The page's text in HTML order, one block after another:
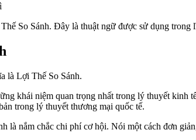
So Sánh. Đây là thuật ngữ được sử dụng trong
là Lợi Thế So Sánh.
khái niệm quan trọng nhất trong lý thuyết kinh
trong lý thuyết thương mại quốc tế.
là nắm chắc chi phí cơ hội. Nói một cách đơn